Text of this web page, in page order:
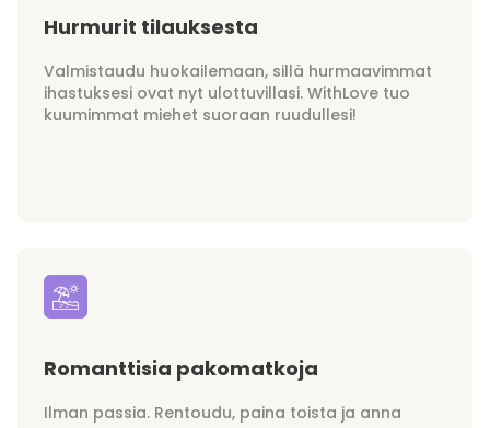
Hurmurit tilauksesta
Valmistaudu huokailemaan, sillä hurmaavimmat
ihastuksesi ovat nyt ulottuvillasi. WithLove tuo
kuumimmat miehet suoraan ruudullesi!
Romanttisia pakomatkoja
Ilman passia. Rentoudu, paina toista ja anna